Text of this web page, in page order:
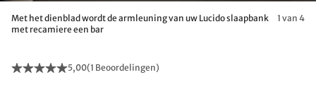
Met het dienblad wordt de armleuning van uw Lucido slaapbank
met recamiere een bar
1 van 4
5,00(1 Beoordelingen)